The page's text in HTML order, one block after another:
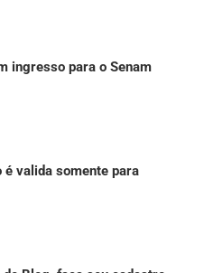
ingresso para o Senam
é valida somente para